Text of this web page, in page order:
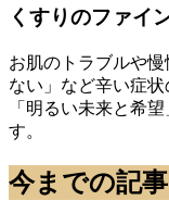
くすりのファイ
お肌のトラブルや
ない」など辛い症
「明るい未来と希
す
今までの記事